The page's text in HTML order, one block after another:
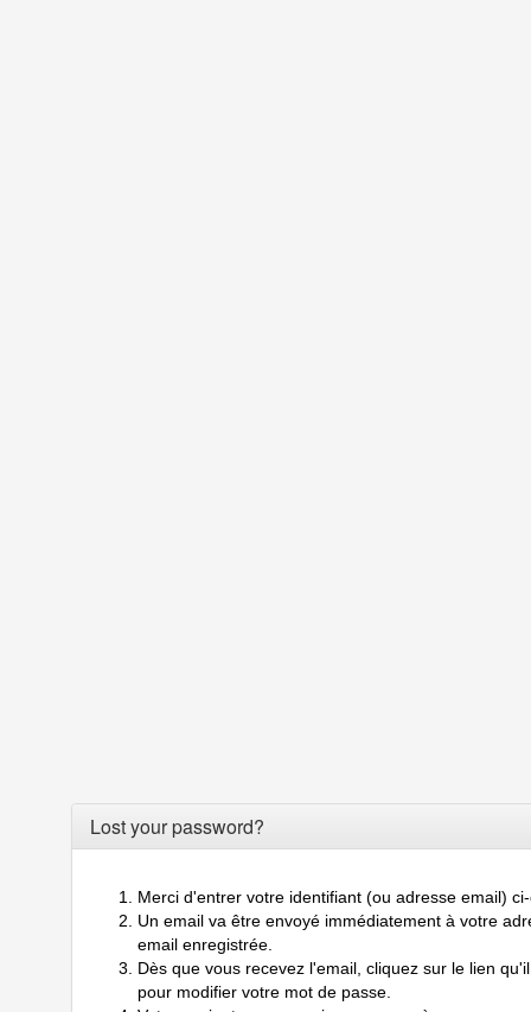
Lost your password?
Merci d'entrer votre identifiant (ou adresse email)
Un email va être envoyé immédiatement à votre
email enregistrée.
Dès que vous recevez l'email, cliquez sur le lien
pour modifier votre mot de passe.